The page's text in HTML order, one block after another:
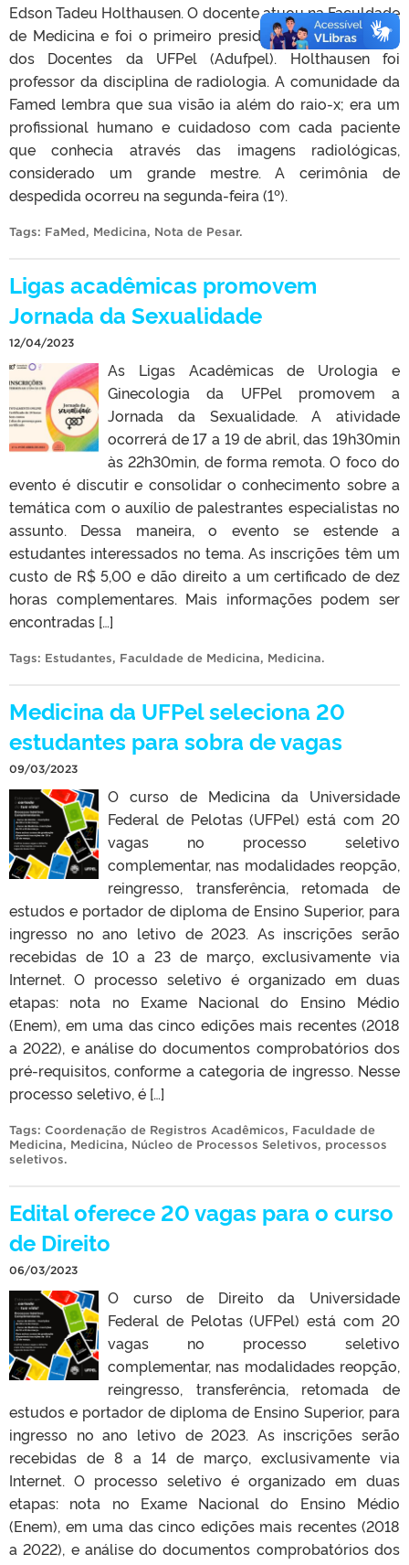
Edson Tadeu Holthausen. O docente atuou na Faculdade
de Medicina e foi o primeiro presidente da Associação
dos Docentes da UFPel (Adufpel). Holthausen foi
professor da disciplina de radiologia. A comunidade da
Famed lembra que sua visão ia além do raio-x; era um
profissional humano e cuidadoso com cada paciente
que conhecia através das imagens radiológicas,
considerado um grande mestre. A cerimônia de
despedida ocorreu na segunda-feira (1º).
Tags: FaMed, Medicina, Nota de Pesar.
Ligas acadêmicas promovem
Jornada da Sexualidade
12/04/2023
As Ligas Acadêmicas de Urologia e
Ginecologia da UFPel promovem a
Jornada da Sexualidade. A atividade
ocorrerá de 17 a 19 de abril, das 19h30min
às 22h30min, de forma remota. O foco do
evento é discutir e consolidar o conhecimento sobre a
temática com o auxílio de palestrantes especialistas no
assunto. Dessa maneira, o evento se estende a
estudantes interessados no tema. As inscrições têm um
custo de R$ 5,00 e dão direito a um certificado de dez
horas complementares. Mais informações podem ser
encontradas […]
Tags: Estudantes, Faculdade de Medicina, Medicina.
Medicina da UFPel seleciona 20
estudantes para sobra de vagas
09/03/2023
O curso de Medicina da Universidade
Federal de Pelotas (UFPel) está com 20
vagas no processo seletivo
complementar, nas modalidades reopção,
reingresso, transferência, retomada de
estudos e portador de diploma de Ensino Superior, para
ingresso no ano letivo de 2023. As inscrições serão
recebidas de 10 a 23 de março, exclusivamente via
Internet. O processo seletivo é organizado em duas
etapas: nota no Exame Nacional do Ensino Médio
(Enem), em uma das cinco edições mais recentes (2018
a 2022), e análise do documentos comprobatórios dos
pré-requisitos, conforme a categoria de ingresso. Nesse
processo seletivo, é […]
Tags: Coordenação de Registros Acadêmicos, Faculdade de
Medicina, Medicina, Núcleo de Processos Seletivos, processos
seletivos.
Edital oferece 20 vagas para o curso
de Direito
06/03/2023
O curso de Direito da Universidade
Federal de Pelotas (UFPel) está com 20
vagas no processo seletivo
complementar, nas modalidades reopção,
reingresso, transferência, retomada de
estudos e portador de diploma de Ensino Superior, para
ingresso no ano letivo de 2023. As inscrições serão
recebidas de 8 a 14 de março, exclusivamente via
Internet. O processo seletivo é organizado em duas
etapas: nota no Exame Nacional do Ensino Médio
(Enem), em uma das cinco edições mais recentes (2018
a 2022), e análise do documentos comprobatórios dos